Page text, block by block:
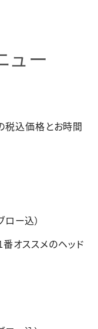
ュー
税込価格とお時間
ロー込）
オススメのヘッド